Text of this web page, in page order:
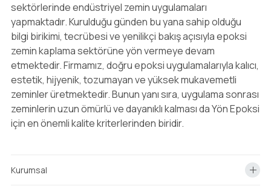
sektörlerinde endüstriyel zemin uygulamaları
yapmaktadır. Kurulduğu günden bu yana sahip olduğu
bilgi birikimi, tecrübesi ve yenilikçi bakış açısıyla epoksi
zemin kaplama sektörüne yön vermeye devam
etmektedir. Firmamız, doğru epoksi uygulamalarıyla kalıcı,
estetik, hijyenik, tozumayan ve yüksek mukavemetli
zeminler üretmektedir. Bunun yanı sıra, uygulama sonrası
zeminlerin uzun ömürlü ve dayanıklı kalması da Yön Epoksi
için en önemli kalite kriterlerinden biridir.
Kurumsal